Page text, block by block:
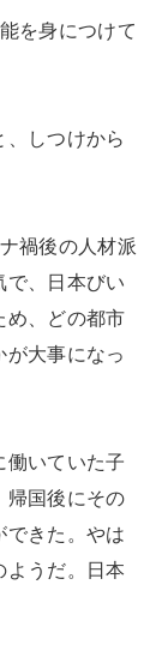
を身につけて
しつけから
禍後の人材派
で、日本びい
め、どの都市
大事になっ
働いていた子
帰国後にその
できた。やは
ようだ。日本